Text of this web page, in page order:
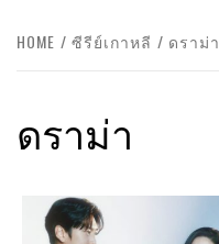
HOME ซีรีย์เกาหลี ดราม่า
ดราม่า